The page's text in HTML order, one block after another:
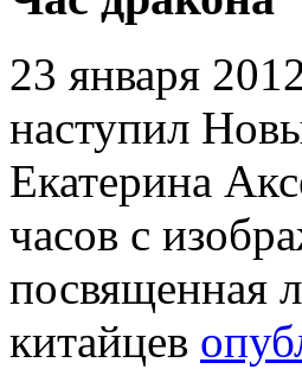
23 января
наступил
Екатерина
часов с
посвященная
китайцев